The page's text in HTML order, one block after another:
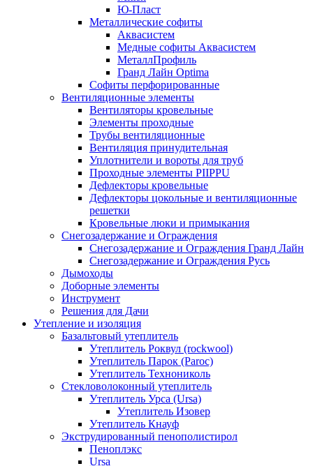
Ю-Пласт
Металлические софиты
Аквасистем
Медные софиты Аквасистем
МеталлПрофиль
Гранд Лайн Optima
Софиты перфорированные
Вентиляционные элементы
Вентиляторы кровельные
Элементы проходные
Трубы вентиляционные
Вентиляция принудительная
Уплотнители и вороты для труб
Проходные элементы PIIPPU
Дефлекторы кровельные
Дефлекторы цокольные и вентиляционные
решетки
Кровельные люки и примыкания
Снегозадержание и Ограждения
Снегозадержание и Ограждения Гранд Лайн
Снегозадержание и Ограждения Русь
Дымоходы
Доборные элементы
Инструмент
Решения для Дачи
Утепление и изоляция
Базальтовый утеплитель
Утеплитель Роквул (rockwool)
Утеплитель Парок (Paroc)
Утеплитель Технониколь
Стекловолоконный утеплитель
Утеплитель Урса (Ursa)
Утеплитель Изовер
Утеплитель Кнауф
Экструдированный пенополистирол
Пеноплэкс
Ursa